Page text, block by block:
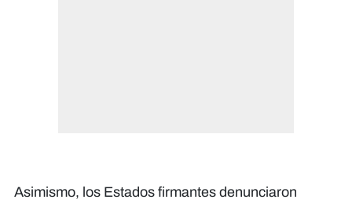
Asimismo, los Estados firmantes denunciaron